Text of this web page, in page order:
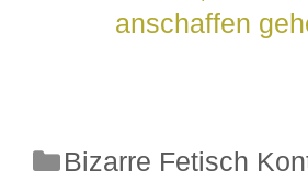
anschaffen
Kategorien
Bizarre Fetisch